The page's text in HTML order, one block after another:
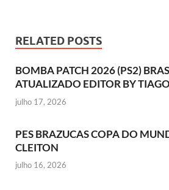
RELATED POSTS
BOMBA PATCH 2026 (PS2)
ATUALIZADO EDITOR BY TIAGO
julho 17, 2026
PES BRAZUCAS COPA DO
CLEITON
julho 16, 2026